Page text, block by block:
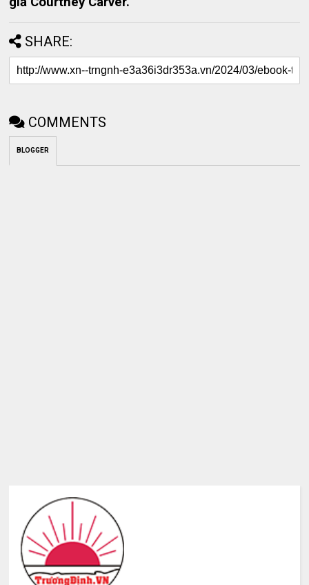
SHARE:
COMMENTS
BLOGGER